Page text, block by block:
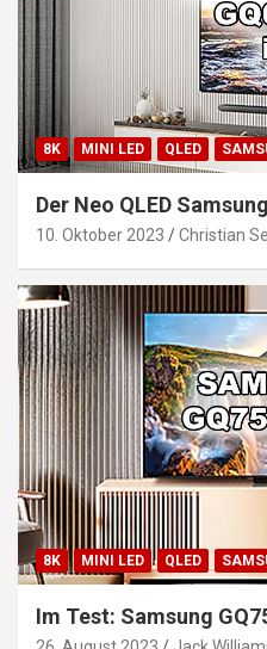
8K MINI LED QLED
Der Neo QLED
10. Oktober 2023 Christian
8K MINI LED QLED
Im Test: Samsung